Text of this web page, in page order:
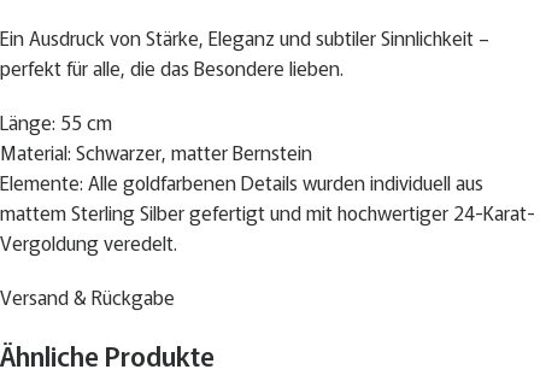
Ein Ausdruck von Stärke, Eleganz und subtiler Sinnlichkeit –
perfekt für alle, die das Besondere lieben.
Länge: 55 cm
Material: Schwarzer, matter Bernstein
Elemente: Alle goldfarbenen Details wurden individuell aus
mattem Sterling Silber gefertigt und mit hochwertiger 24-Karat-
Vergoldung veredelt.
Versand & Rückgabe
Ähnliche Produkte